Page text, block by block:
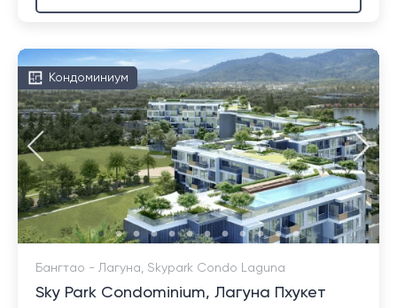
Кондоминиум
Бангтао - Лагуна, Skypark Condo Laguna
Sky Park Condominium, Лагуна Пхукет